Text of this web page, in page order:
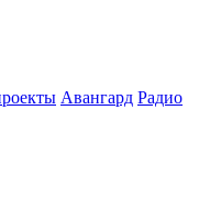
Авангард Радио